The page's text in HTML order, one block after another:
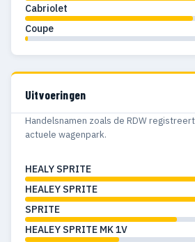
Cabriolet
Coupe
Uitvoeringen
Handelsnamen zoals de RDW
actuele wagenpark.
HEALY SPRITE
HEALEY SPRITE
SPRITE
HEALEY SPRITE MK 1V